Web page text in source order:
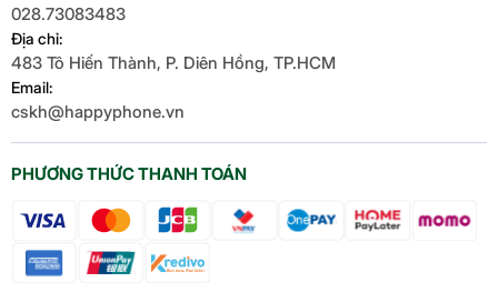
PHƯƠNG THỨC THANH TOÁN
028.73083483
Địa chỉ:
483 Tô Hiến Thành, P. Diên Hồng, TP.HCM
Email:
cskh@happyphone.vn